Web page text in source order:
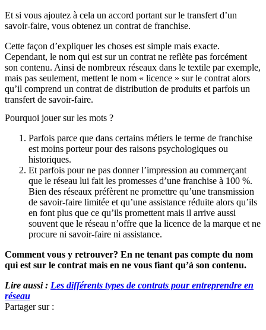
Et si vous ajoutez à cela un accord portant sur le transfert d’un
savoir-faire, vous obtenez un contrat de franchise.
Cette façon d’expliquer les choses est simple mais exacte.
Cependant, le nom qui est sur un contrat ne reflète pas forcément
son contenu. Ainsi de nombreux réseaux dans le textile par exemple,
mais pas seulement, mettent le nom « licence » sur le contrat alors
qu’il comprend un contrat de distribution de produits et parfois un
transfert de savoir-faire.
Pourquoi jouer sur les mots ?
Parfois parce que dans certains métiers le terme de franchise
est moins porteur pour des raisons psychologiques ou
historiques.
Et parfois pour ne pas donner l’impression au commerçant
que le réseau lui fait les promesses d’une franchise à 100 %.
Bien des réseaux préfèrent ne promettre qu’une transmission
de savoir-faire limitée et qu’une assistance réduite alors qu’ils
en font plus que ce qu’ils promettent mais il arrive aussi
souvent que le réseau n’offre que la licence de la marque et ne
procure ni savoir-faire ni assistance.
Comment vous y retrouver? En ne tenant pas compte du nom
qui est sur le contrat mais en ne vous fiant qu’à son contenu.
Lire aussi : Les différents types de contrats pour entreprendre en
réseau
Partager sur :